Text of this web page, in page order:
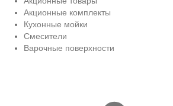
Акционные комплекты
Кухонные мойки
Смесители
Варочные поверхности